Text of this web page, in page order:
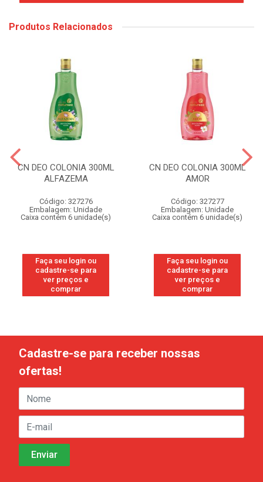
Produtos Relacionados
CN DEO COLONIA 300ML
ALFAZEMA
Código: 327276
Embalagem: Unidade
Caixa contém 6 unidade(s)
Faça seu login ou
cadastre-se para
ver preços e
comprar
CN DEO COLONIA 300ML
AMOR
Código: 327277
Embalagem: Unidade
Caixa contém 6 unidade(s)
Faça seu login ou
cadastre-se para
ver preços e
comprar
Cadastre-se para receber nossas
ofertas!